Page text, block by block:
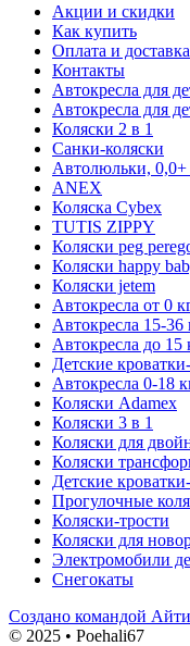
Акции и скидки
Как купить
Оплата и доставка
Контакты
Автокресла для
Автокресла для
Коляски 2 в 1
Санки-коляски
Автолюльки, 0,0+
ANEX
Коляска Cybex
TUTIS ZIPPY
Коляски peg
Коляски happy
Коляски jetem
Автокресла от 0
Автокресла 15-36
Автокресла до 15
Детские
Автокресла 0-18
Коляски Adamex
Коляски 3 в 1
Коляски для
Коляски
Детские
Прогулочные
Коляски-трости
Коляски для
Электромобили
Снегокаты
Создано командой
© 2025 • Poehali67